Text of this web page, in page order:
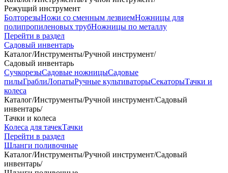
Режущий инструмент
БолторезыНожи со сменным лезвиемНожницы для
полипропиленовых трубНожницы по металлу
Перейти в раздел
Садовый инвентарь
Каталог/Инструменты/Ручной инструмент/
Садовый инвентарь
СучкорезыСадовые ножницыСадовые
пилыГраблиЛопатыРучные культиваторыСекаторыТачки и
колеса
Каталог/Инструменты/Ручной инструмент/Садовый
инвентарь/
Тачки и колеса
Колеса для тачекТачки
Перейти в раздел
Шланги поливочные
Каталог/Инструменты/Ручной инструмент/Садовый
инвентарь/